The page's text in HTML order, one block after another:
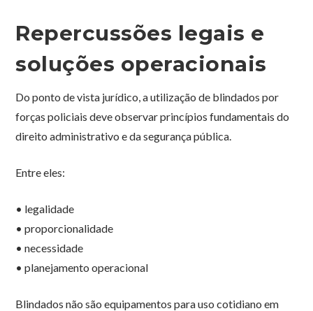
Repercussões legais e
soluções operacionais
Do ponto de vista jurídico, a utilização de blindados por
forças policiais deve observar princípios fundamentais do
direito administrativo e da segurança pública.
Entre eles:
• legalidade
• proporcionalidade
• necessidade
• planejamento operacional
Blindados não são equipamentos para uso cotidiano em